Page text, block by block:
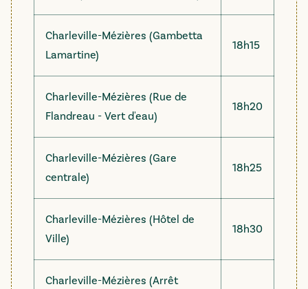
Charleville-Mézières (Gambetta
Lamartine)
18h15
Charleville-Mézières (Rue de
Flandreau - Vert d'eau)
18h20
Charleville-Mézières (Gare
centrale)
18h25
Charleville-Mézières (Hôtel de
Ville)
18h30
Charleville-Mézières (Arrêt